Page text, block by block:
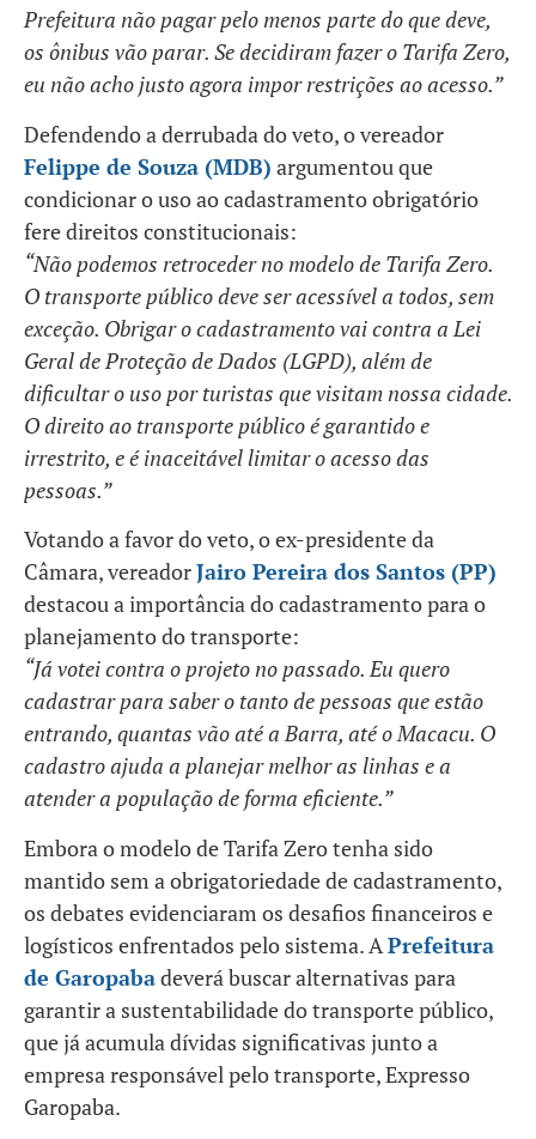
Prefeitura não pagar pelo menos parte do que deve,
os ônibus vão parar. Se decidiram fazer o Tarifa Zero,
eu não acho justo agora impor restrições ao acesso.”
Defendendo a derrubada do veto, o vereador
Felippe de Souza (MDB) argumentou que
condicionar o uso ao cadastramento obrigatório
fere direitos constitucionais:
“Não podemos retroceder no modelo de Tarifa Zero.
O transporte público deve ser acessível a todos, sem
exceção. Obrigar o cadastramento vai contra a Lei
Geral de Proteção de Dados (LGPD), além de
dificultar o uso por turistas que visitam nossa cidade.
O direito ao transporte público é garantido e
irrestrito, e é inaceitável limitar o acesso das
pessoas.”
Votando a favor do veto, o ex-presidente da
Câmara, vereadorJairo Pereira dos Santos (PP)
destacou a importância do cadastramento para o
planejamento do transporte:
“Já votei contra o projeto no passado. Eu quero
cadastrar para saber o tanto de pessoas que estão
entrando, quantas vão até a Barra, até o Macacu. O
cadastro ajuda a planejar melhor as linhas e a
atender a população de forma eficiente.”
Embora o modelo de Tarifa Zero tenha sido
mantido sem a obrigatoriedade de cadastramento,
os debates evidenciaram os desafios financeiros e
logísticos enfrentados pelo sistema. A Prefeitura
de Garopabadeverá buscar alternativas para
garantir a sustentabilidade do transporte público,
que já acumula dívidas significativas junto a
empresa responsável pelo transporte, Expresso
Garopaba.